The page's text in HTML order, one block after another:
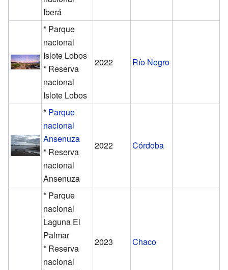
Iberá
* Parque
nacional
Islote Lobos
* Reserva
nacional
Islote Lobos
2022 Río Negro
* Parque
nacional
Ansenuza
* Reserva
nacional
Ansenuza
2022 Córdoba
* Parque
nacional
Laguna El
Palmar
* Reserva
nacional
2023 Chaco